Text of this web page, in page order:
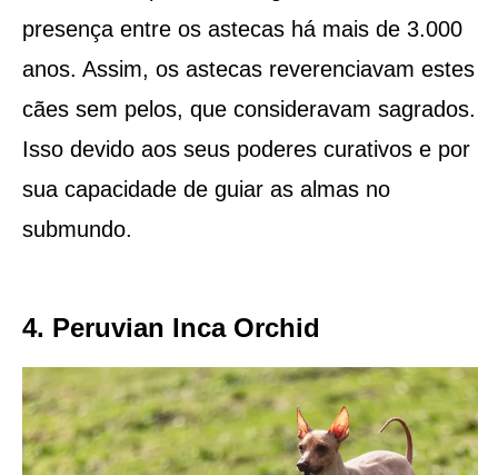
presença entre os astecas há mais de 3.000
anos. Assim, os astecas reverenciavam estes
cães sem pelos, que consideravam sagrados.
Isso devido aos seus poderes curativos e por
sua capacidade de guiar as almas no
submundo.
4. Peruvian Inca Orchid